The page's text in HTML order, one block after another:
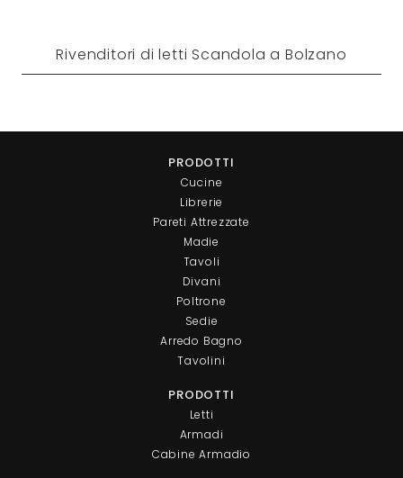
Rivenditori di letti Scandola a Bolzano
PRODOTTI
Cucine
Librerie
Pareti Attrezzate
Madie
Tavoli
Divani
Poltrone
Sedie
Arredo Bagno
Tavolini
PRODOTTI
Letti
Armadi
Cabine Armadio